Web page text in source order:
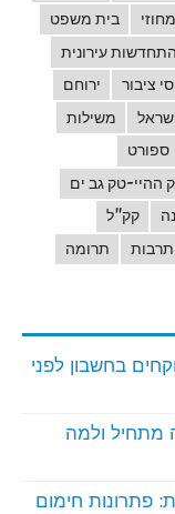
בית משפט
התחדשות עירונית
ציבור
ירוחם
משילות
ספורט
ההיי-טק גב ים
קק"ל
תרבות תרומה
בחשבון לפני
מתחיל ולמה
פתרונות חימום